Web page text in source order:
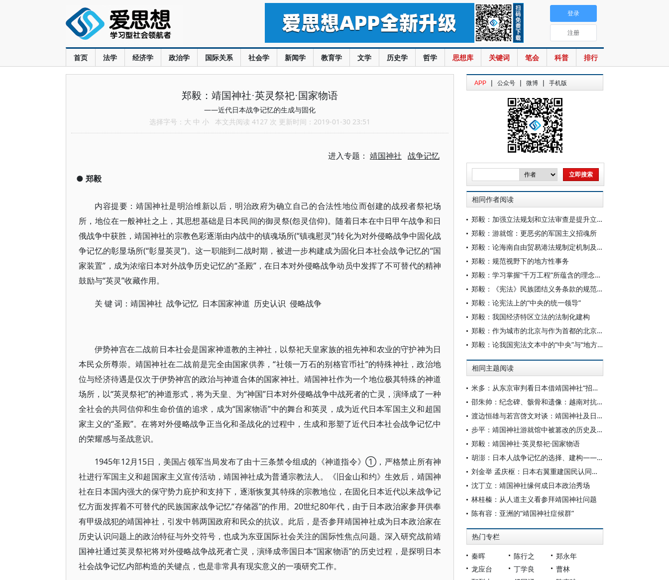
首页 法学 经济学 政治学 国际关系 社会学 新闻学 教育学 文学 历史学 哲学 思想库 关键词 笔会 科普 排行
登录
注册
郑毅：靖国神社·英灵祭祀·国家物语
——近代日本战争记忆的生成与固化
选择字号： 大 中 小 本文共阅读 4127 次 更新时间：2019-01-30 23:51
进入专题： 靖国神社 战争记忆
● 郑毅
内容提要：靖国神社是明治维新以后，明治政府为确立自己的合法性地位而创建的战殁者祭祀场
所，地位在一般神社之上，其思想基础是日本民间的御灵祭(怨灵信仰)。随着日本在中日甲午战争和日
俄战争中获胜，靖国神社的宗教色彩逐渐由内战中的镇魂场所(“镇魂慰灵”)转化为对外侵略战争中固化战
争记忆的彰显场所(“彰显英灵”)。这一职能到二战时期，被进一步构建成为固化日本社会战争记忆的“国
家装置”，成为浓缩日本对外战争历史记忆的“圣殿”，在日本对外侵略战争动员中发挥了不可替代的精神
鼓励与“英灵”收藏作用。
关 键 词：靖国神社 战争记忆 日本国家神道 历史认识 侵略战争
伊势神宫在二战前日本社会是国家神道教的主神社，以祭祀天皇家族的祖先神和农业的守护神为日
本民众所尊崇。靖国神社在二战前是完全由国家供养，“社领一万石的别格官币社”的特殊神社，政治地
位与经济待遇是仅次于伊势神宫的政治与神道合体的国家神社。靖国神社作为一个地位极其特殊的神道
场所，以“英灵祭祀”的神道形式，将为天皇、为“神国”日本对外侵略战争中战死者的亡灵，演绎成了一种
全社会的共同信仰和生命价值的追求，成为“国家物语”中的舞台和英灵，成为近代日本军国主义和超国
家主义的“圣殿”。在将对外侵略战争正当化和圣战化的过程中，生成和形塑了近代日本社会战争记忆中
的荣耀感与圣战意识。
1945年12月15日，美国占领军当局发布了由十三条禁令组成的《神道指令》①，严格禁止所有神
社进行军国主义和超国家主义宣传活动，靖国神社成为普通宗教法人。《旧金山和约》生效后，靖国神
社在日本国内强大的保守势力庇护和支持下，逐渐恢复其特殊的宗教地位，在固化日本近代以来战争记
忆方面发挥着不可替代的民族国家战争记忆“存储器”的作用。20世纪80年代，由于日本政治家参拜供奉
有甲级战犯的靖国神社，引发中韩两国政府和民众的抗议。此后，是否参拜靖国神社成为日本政治家在
历史认识问题上的政治特征与外交符号，也成为东亚国际社会关注的国际性焦点问题。深入研究战前靖
国神社通过英灵祭祀将对外侵略战争战死者亡灵，演绎成帝国日本“国家物语”的历史过程，是探明日本
社会战争记忆内部构造的关键点，也是非常具有现实意义的一项研究工作。
APP | 公众号 | 微博 | 手机版
相同作者阅读
郑毅：加强立法规划和立法审查是提升立法质量的重要环节
郑毅：游就馆：更恶劣的军国主义招魂所
郑毅：论海南自由贸易港法规制定机制及其实施
郑毅：规范视野下的地方性事务
郑毅：学习掌握“千万工程”所蕴含的理念和方法
郑毅：《宪法》民族团结义务条款的规范研究
郑毅：论宪法上的“中央的统一领导”
郑毅：我国经济特区立法的法制化建构
郑毅：作为城市的北京与作为首都的北京——基于宪法规范的研究
郑毅：论我国宪法文本中的“中央”与“地方”——基于我国《宪法》第3条第4款的考察
相同主题阅读
米多：从东京审判看日本借靖国神社“招魂”军国主义
邵朱帅：纪念碑、骸骨和遗像：越南对抗美战争死难者的家国一体纪念
渡边恒雄与若宫啓文对谈：靖国神社及日本外交诸问题
步平：靖国神社游就馆中被篡改的历史及其背后的军国主义精神
郑毅：靖国神社·英灵祭祀·国家物语
胡澎：日本人战争记忆的选择、建构——兼谈中日如何共享战争记忆
刘金举 孟庆枢：日本右翼重建国民认同的文化策略分析
沈丁立：靖国神社缘何成日本政治秀场
林桂榛：从人道主义看参拜靖国神社问题
陈有容：亚洲的“靖国神社症候群”
热门专栏
秦晖 陈行之
郑永年
龙应台
丁学良
曹林